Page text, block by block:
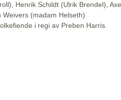
Henrik Schildt (Ulrik Brendel),
(madam Helseth)
i regi av Preben Harris.